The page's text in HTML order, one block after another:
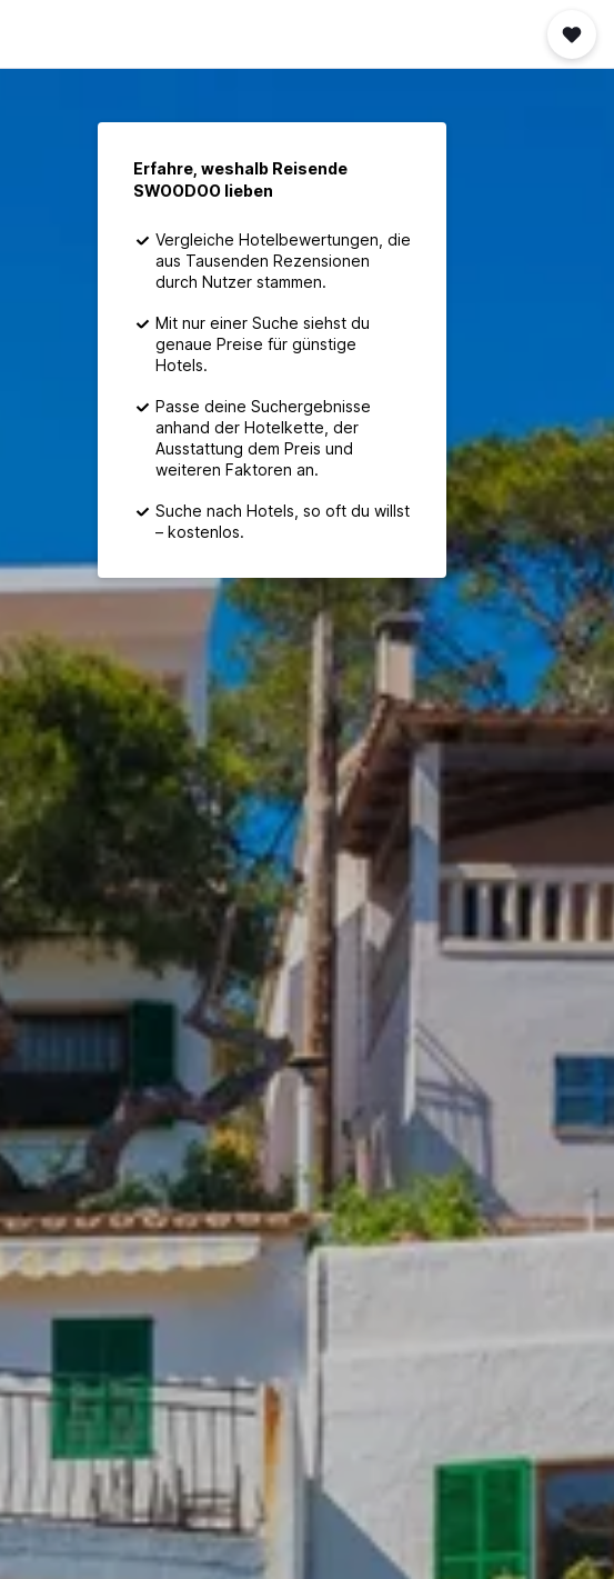
Erfahre, weshalb Reisende
SWOODOO lieben
Vergleiche Hotelbewertungen, die
aus Tausenden Rezensionen
durch Nutzer stammen.
Mit nur einer Suche siehst du
genaue Preise für günstige
Hotels.
Passe deine Suchergebnisse
anhand der Hotelkette, der
Ausstattung dem Preis und
weiteren Faktoren an.
Suche nach Hotels, so oft du willst
– kostenlos.